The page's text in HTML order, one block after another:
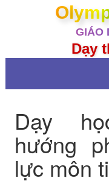
GIÁO
Dạy
Dạy
hướng
lực môn